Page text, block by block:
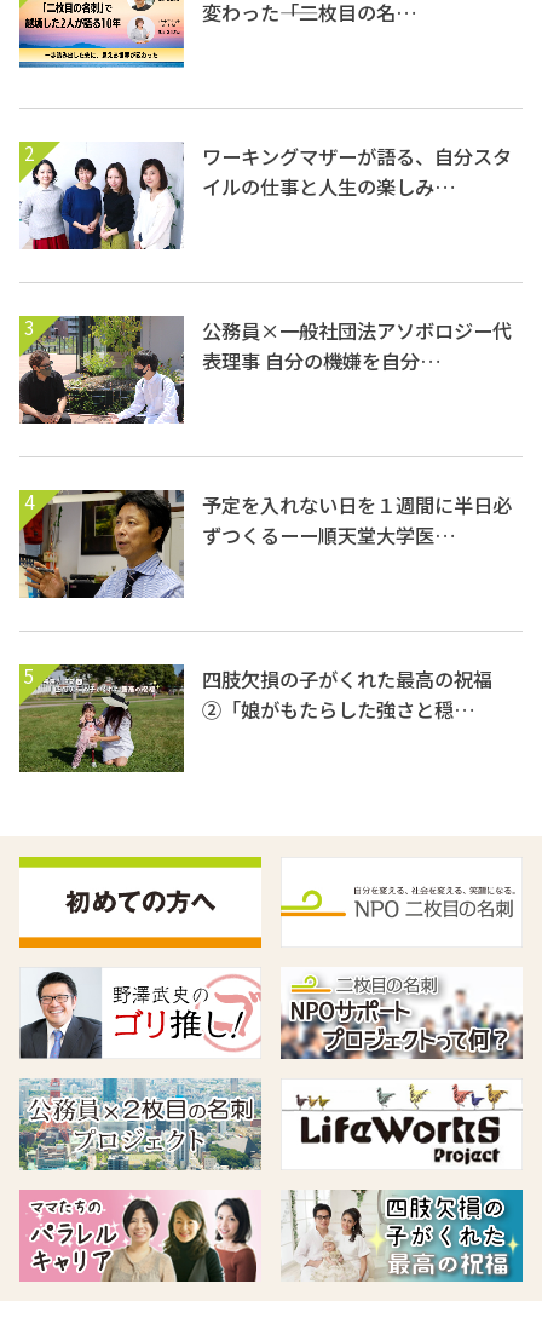
変わった――「二枚目の名…
2
ワーキングマザーが語る、自分スタ
イルの仕事と人生の楽しみ…
3
公務員×一般社団法アソボロジー代
表理事 自分の機嫌を自分…
4
予定を入れない日を１週間に半日必
ずつくるーー順天堂大学医…
5
四肢欠損の子がくれた最高の祝福
②「娘がもたらした強さと穏…